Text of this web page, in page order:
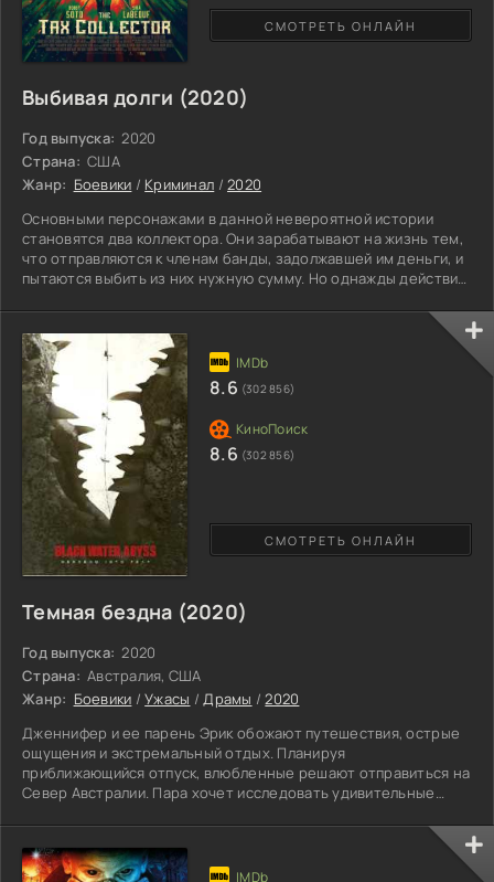
Выбивая долги (2020)
Год выпуска: 2020
Страна: США
Жанр: Боевики / Криминал /2020
Основными персонажами в данной невероятной истории
становятся два коллектора. Они зарабатывают на жизнь тем,
что отправляются к членам банды, задолжавшей им деньги, и
пытаются выбить из них нужную сумму. Но однажды действия
наркокартелю, который объявил героям настоящую войну, и
из нее им нужно выйти живыми и невредимыми. Теперь
конфликт двух огромных банд может стать настоящим
кровопролитным сражением, причем, не только для
участников
СМОТРЕТЬ ОНЛАЙН
Темная бездна (2020)
Год выпуска: 2020
Страна: Австралия, США
Жанр: Боевики /Ужасы /Драмы /2020
Дженнифер и ее парень Эрик обожают путешествия, острые
ощущения и экстремальный отдых. Планируя
приближающийся отпуск, влюбленные решают отправиться на
Север Австралии. Пара хочет исследовать удивительные
По слухам, в этих природных гротах сохранились редкие виды
рыб и земноводных. Вместе с героями в путь отправляются и
трое их друзей. Поначалу совместная поездка кажется всем
СМОТРЕТЬ ОНЛАЙН
8.6 (302 856)
8.6 (302 856)